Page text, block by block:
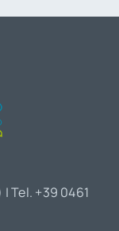
Tel. +39 0461